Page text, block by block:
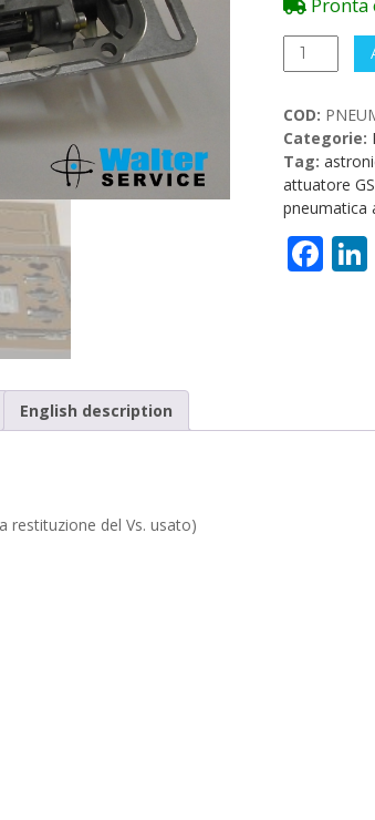
Parte
Pneumatica
GS3.6
cambio
ZF
Astronic
quantità
COD:
Categorie:
Tag:
attuatore
pneumatica
English description
restituzione del Vs. usato)